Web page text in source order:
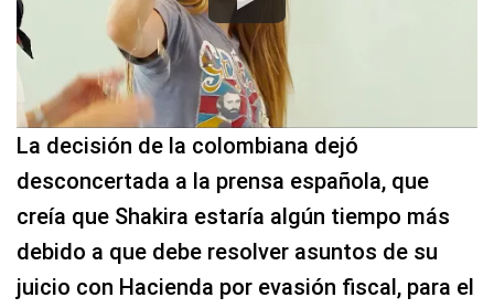
La decisión de la colombiana dejó
desconcertada a la prensa española, que
creía que Shakira estaría algún tiempo más
debido a que debe resolver asuntos de su
juicio con Hacienda por evasión fiscal, para el